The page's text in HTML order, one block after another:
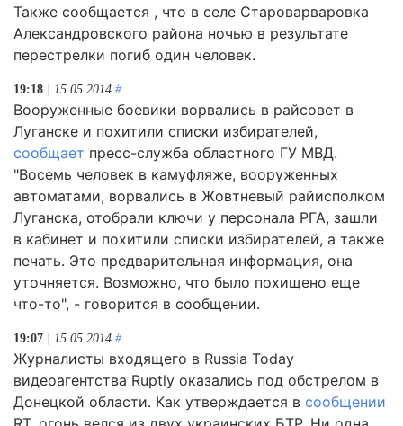
Также сообщается , что в селе Староварваровка
Александровского района ночью в результате
перестрелки погиб один человек.
19:18 | 15.05.2014 #
Вооруженные боевики ворвались в райсовет в
Луганске и похитили списки избирателей,
сообщает пресс-служба областного ГУ МВД.
"Восемь человек в камуфляже, вооруженных
автоматами, ворвались в Жовтневый райисполком
Луганска, отобрали ключи у персонала РГА, зашли
в кабинет и похитили списки избирателей, а также
печать. Это предварительная информация, она
уточняется. Возможно, что было похищено еще
что-то", - говорится в сообщении.
19:07 | 15.05.2014 #
Журналисты входящего в Russia Today
видеоагентства Ruptly оказались под обстрелом в
Донецкой области. Как утверждается в сообщении